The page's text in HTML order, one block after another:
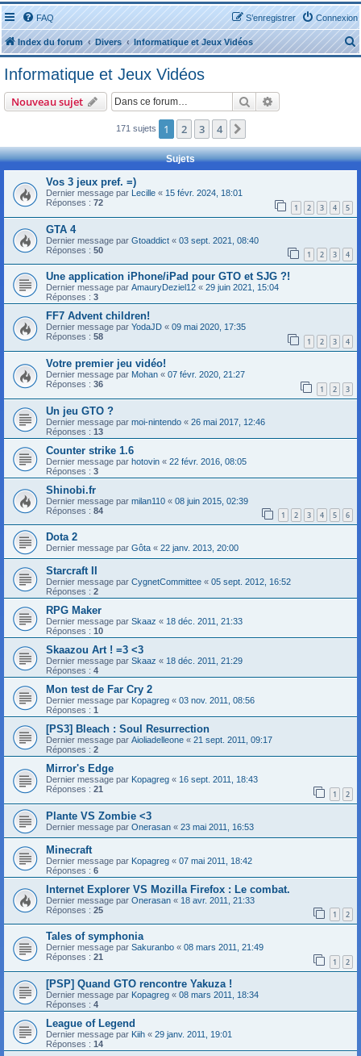
FAQ Connexion
S’enregistrer
Index du forum Divers Informatique et Jeux Vidéos
e
c
Informatique et Jeux Vidéos
Nouveau sujet Rechercher
171 sujets 1 2 3 4
Sujets
Vos 3 jeux pref. =)
Dernier message par Lecille « 15 févr. 2024, 18:01
Réponses : 72 1 2 3 4 5
GTA 4
Dernier message par Gtoaddict « 03 sept. 2021, 08:40
Réponses : 50 1 2 3 4
Une application iPhone/iPad pour GTO et SJG ?!
Dernier message par AmauryDeziel12 « 29 juin 2021, 15:04
Réponses : 3
FF7 Advent children!
Dernier message par YodaJD « 09 mai 2020, 17:35
Réponses : 58 1 2 3 4
Votre premier jeu vidéo!
Dernier message par Mohan « 07 févr. 2020, 21:27
Réponses : 36 1 2 3
Un jeu GTO ?
Dernier message par moi-nintendo « 26 mai 2017, 12:46
Réponses : 13
Counter strike 1.6
Dernier message par hotovin « 22 févr. 2016, 08:05
Réponses : 3
Shinobi.fr
Dernier message par milan110 « 08 juin 2015, 02:39
Réponses : 84 1 2 3 4 5 6
Dota 2
Dernier message par Gôta « 22 janv. 2013, 20:00
Starcraft II
Dernier message par CygnetCommittee « 05 sept. 2012, 16:52
Réponses : 2
RPG Maker
Dernier message par Skaaz « 18 déc. 2011, 21:33
Réponses : 10
Skaazou Art ! =3 <3
Dernier message par Skaaz « 18 déc. 2011, 21:29
Réponses : 4
Mon test de Far Cry 2
Dernier message par Kopagreg « 03 nov. 2011, 08:56
Réponses : 1
[PS3] Bleach : Soul Resurrection
Dernier message par Aioliadelleone « 21 sept. 2011, 09:17
Réponses : 2
Mirror's Edge
Dernier message par Kopagreg « 16 sept. 2011, 18:43
Réponses : 21 1 2
Plante VS Zombie <3
Dernier message par Onerasan « 23 mai 2011, 16:53
Minecraft
Dernier message par Kopagreg « 07 mai 2011, 18:42
Réponses : 6
Internet Explorer VS Mozilla Firefox : Le combat.
Dernier message par Onerasan « 18 avr. 2011, 21:33
Réponses : 25 1 2
Tales of symphonia
Dernier message par Sakuranbo « 08 mars 2011, 21:49
Réponses : 21 1 2
[PSP] Quand GTO rencontre Yakuza !
Dernier message par Kopagreg « 08 mars 2011, 18:34
Réponses : 4
League of Legend
Dernier message par Kiih « 29 janv. 2011, 19:01
Réponses : 14